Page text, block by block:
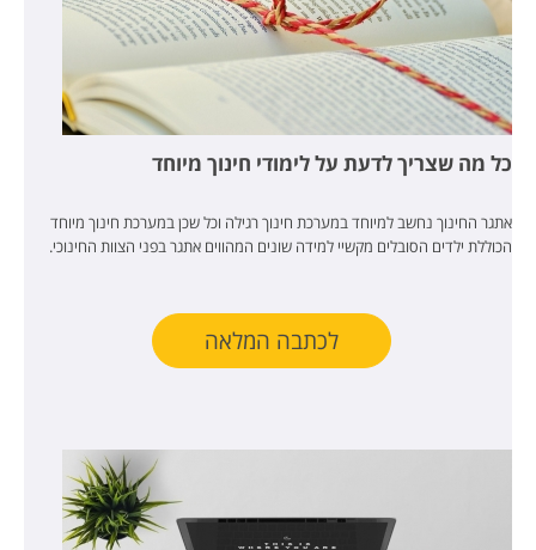
כל מה שצריך לדעת על לימודי חינוך מיוחד
אתגר החינוך נחשב למיוחד במערכת חינוך רגילה וכל שכן במערכת חינוך מיוחד
הכוללת ילדים הסובלים מקשיי למידה שונים המהווים אתגר בפני הצוות החינוכי.
לכתבה המלאה